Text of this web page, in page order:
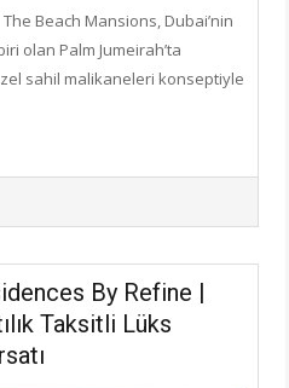
The Beach Mansions, Dubai’nin
olan Palm Jumeirah’ta
sahil malikaneleri konseptiyle
By Refine |
Taksitli Lüks